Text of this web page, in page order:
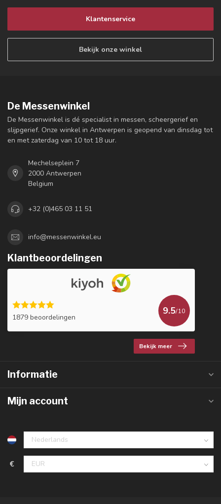
Klantenservice
Bekijk onze winkel
De Messenwinkel
De Messenwinkel is dé specialist in messen, scheergerief en
slijpgerief. Onze winkel in Antwerpen is geopend van dinsdag tot
en met zaterdag van 10 tot 18 uur.
Mechelseplein 7
2000 Antwerpen
Belgium
+32 (0)465 03 11 51
info@messenwinkel.eu
Klantbeoordelingen
1879 beoordelingen
9.5/10
Bekijk meer
Informatie
Mijn account
€